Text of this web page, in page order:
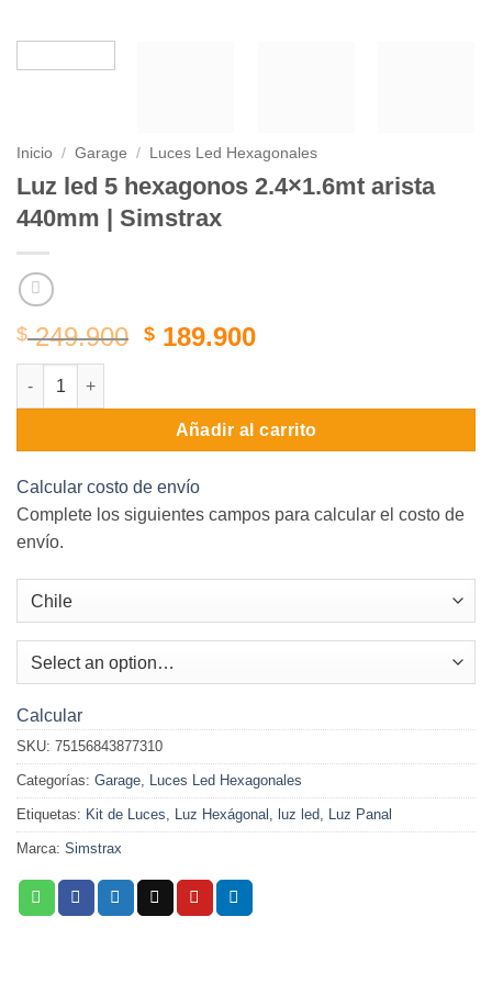
Inicio / Garage / Luces Led Hexagonales
Luz led 5 hexagonos 2.4×1.6mt arista
440mm | Simstrax
$249.900 El
era:
$ 249.900.
$ 189.900El
es:
$ 189.900.
Luz led 5 hexagonos 2.4x1.6mt arista 440mm | Simstrax
Añadir al carrito
Calcular costo de envío
Complete los siguientes campos para calcular el costo de
envío.
Calcular
SKU: 75156843877310
Categorías: Garage, Luces Led Hexagonales
Etiquetas: Kit de Luces, Luz Hexágonal , luz led, Luz Panal
Marca: Simstrax